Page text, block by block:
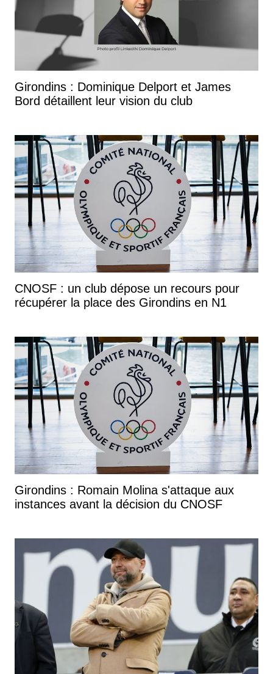
Girondins : Dominique Delport et James
Bord détaillent leur vision du club
CNOSF : un club dépose un recours pour
récupérer la place des Girondins en N1
Girondins : Romain Molina s'attaque aux
instances avant la décision du CNOSF